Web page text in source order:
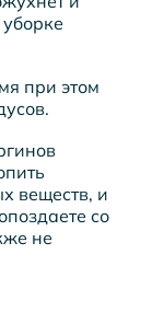
при этом
веществ, и
со
не